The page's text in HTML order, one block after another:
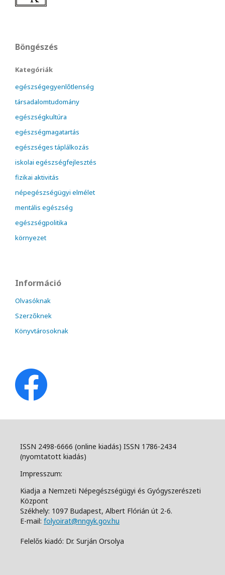
Böngészés
Kategóriák
egészségegyenlőtlenség
társadalomtudomány
egészségkultúra
egészségmagatartás
egészséges táplálkozás
iskolai egészségfejlesztés
fizikai aktivitás
népegészségügyi elmélet
mentális egészség
egészségpolitika
környezet
Információ
Olvasóknak
Szerzőknek
Könyvtárosoknak
ISSN 2498-6666 (online kiadás) ISSN 1786-2434
(nyomtatott kiadás)
Impresszum:
Kiadja a Nemzeti Népegészségügyi és Gyógyszerészeti
Központ
Székhely: 1097 Budapest, Albert Flórián út 2-6.
E-mail: folyoirat@nngyk.gov.hu
Felelős kiadó: Dr. Surján Orsolya